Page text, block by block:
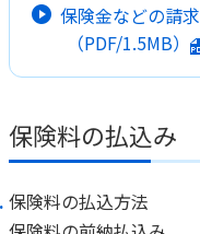
保険金などの請求
（PDF/1.5MB）
保険料の払込み
保険料の払込方法